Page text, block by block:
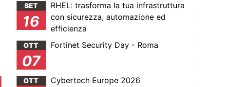
SET
16
RHEL: trasforma la tua infrastruttura
con sicurezza, automazione ed
efficienza
OTT
07
Fortinet Security Day - Roma
OTT Cybertech Europe 2026